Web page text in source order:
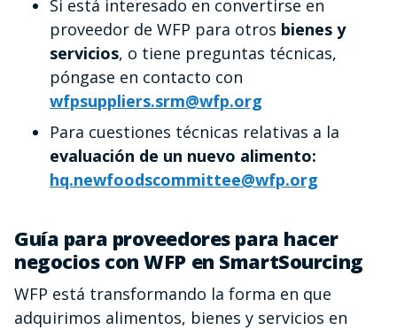
Si está interesado en convertirse en
proveedor de WFP para otros bienes y
servicios, o tiene preguntas técnicas,
póngase en contacto con
wfpsuppliers.srm@wfp.org
Para cuestiones técnicas relativas a la
evaluación de un nuevo alimento:
hq.newfoodscommittee@wfp.org
Guía para proveedores para hacer
negocios con WFP en SmartSourcing
WFP está transformando la forma en que
adquirimos alimentos, bienes y servicios en